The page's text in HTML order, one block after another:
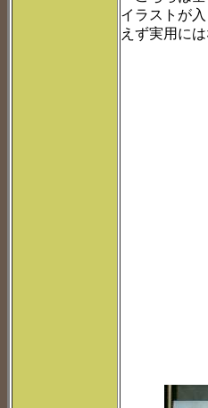
イラストが
えず実用に